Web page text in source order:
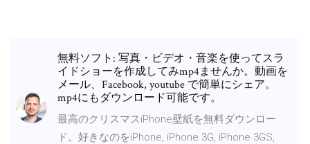
無料ソフト: 写真・ビデオ・音楽を使ってスラ
イドショーを作成してみmp4ませんか。動画を
メール、Facebook, youtube で簡単にシェア。
mp4にもダウンロード可能です。
最高のクリスマスiPhone壁紙を無料ダウンロー
ド。好きなのをiPhone, iPhone 3G, iPhone 3GS,